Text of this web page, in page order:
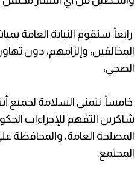
رابعاً: ستقوم النيابة العامة
المخالفين، وإلزامهم، دون
الصحي،
خامساً: نتمنى السلامة لجميع
شاكرين التفهم للإجراءات
المصلحة العامة، والمحافظة
المجتمع.